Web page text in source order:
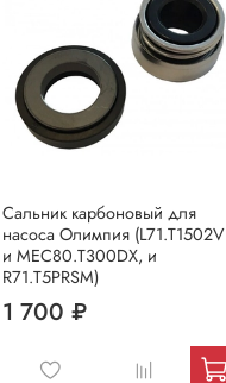
Сальник карбоновый для
насоса Олимпия (L71.T1502V
и MEC80.Т300DХ, и
R71.T5PRSM)
1 700 ₽